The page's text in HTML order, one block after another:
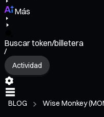
Más
Buscar token/billetera
/
Actividad
BLOG Wise Monkey